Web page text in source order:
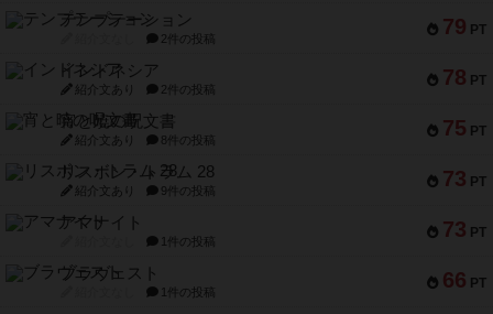
79 PT
テンプテーション
2件の投稿
78 PT
インドネシア
紹介文あり 2件の投稿
75 PT
宵と暁の呪文書
紹介文あり 8件の投稿
73 PT
リスボン・トラム 28
紹介文あり 9件の投稿
73 PT
アマナイト
1件の投稿
66 PT
ブラヴェスト
1件の投稿